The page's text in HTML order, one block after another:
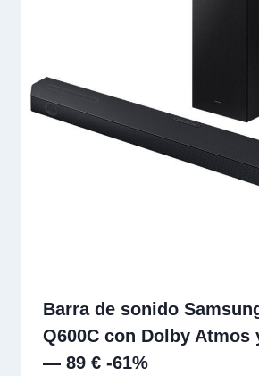
Barra de sonido
Q600C con Dolby Atmos
— 89 € -61%